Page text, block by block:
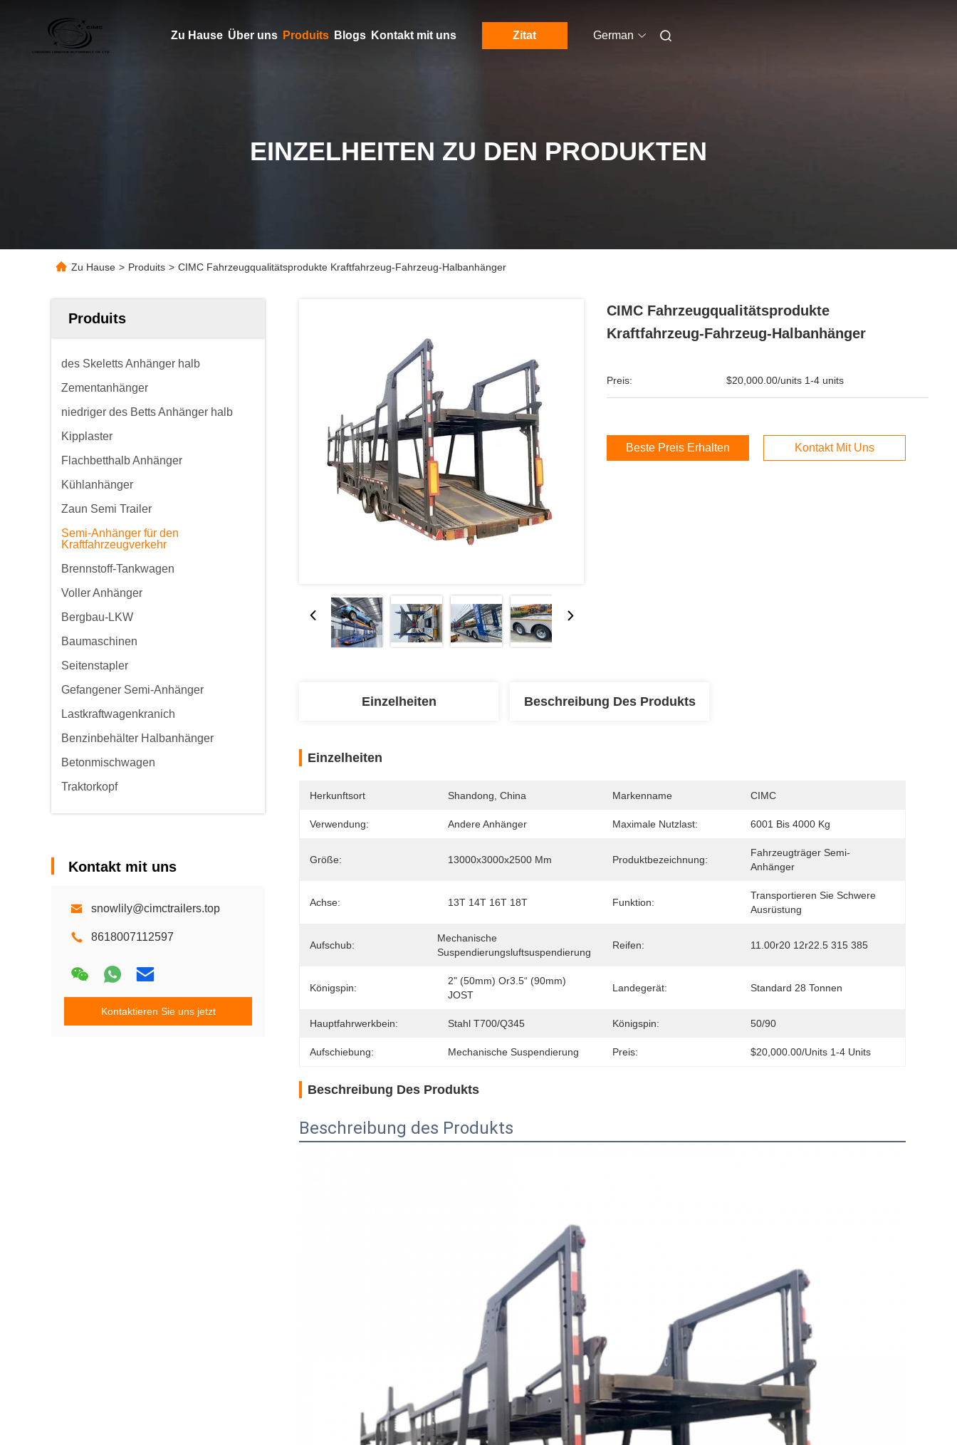
Zu Hause Über uns Produits Blogs Kontakt mit uns Zitat German
EINZELHEITEN ZU DEN PRODUKTEN
Zu Hause > Produits > CIMC Fahrzeugqualitätsprodukte Kraftfahrzeug-Fahrzeug-Halbanhänger
Produits
des Skeletts Anhänger halb
Zementanhänger
niedriger des Betts Anhänger halb
Kipplaster
Flachbetthalb Anhänger
Kühlanhänger
Zaun Semi Trailer
Semi-Anhänger für den
Kraftfahrzeugverkehr
Brennstoff-Tankwagen
Voller Anhänger
Bergbau-LKW
Baumaschinen
Seitenstapler
Gefangener Semi-Anhänger
Lastkraftwagenkranich
Benzinbehälter Halbanhänger
Betonmischwagen
Traktorkopf
Kontakt mit uns
snowlily@cimctrailers.top
8618007112597
Kontaktieren Sie uns jetzt
CIMC Fahrzeugqualitätsprodukte
Kraftfahrzeug-Fahrzeug-Halbanhänger
Preis: $20,000.00/units 1-4 units
Beste Preis Erhalten Kontakt Mit Uns
Einzelheiten Beschreibung Des Produkts
Einzelheiten
Herkunftsort Shandong, China Markenname CIMC
Verwendung: Andere Anhänger Maximale Nutzlast: 6001 Bis 4000 Kg
Größe: 13000x3000x2500 Mm Produktbezeichnung:
Fahrzeugträger Semi-
Anhänger
Achse: 13T 14T 16T 18T Funktion:
Transportieren Sie Schwere
Ausrüstung
Aufschub:
Mechanische
Suspendierungsluftsuspendierung
Reifen: 11.00r20 12r22.5 315 385
Königspin:
2" (50mm) Or3.5“ (90mm)
JOST
Landegerät: Standard 28 Tonnen
Hauptfahrwerkbein: Stahl T700/Q345 Königspin: 50/90
Aufschiebung: Mechanische Suspendierung Preis: $20,000.00/units 1-4 Units
Beschreibung Des Produkts
Beschreibung des Produkts